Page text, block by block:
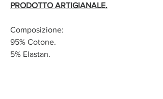
PRODOTTO ARTIGIANALE.
Composizione:
95% Cotone.
5% Elastan.